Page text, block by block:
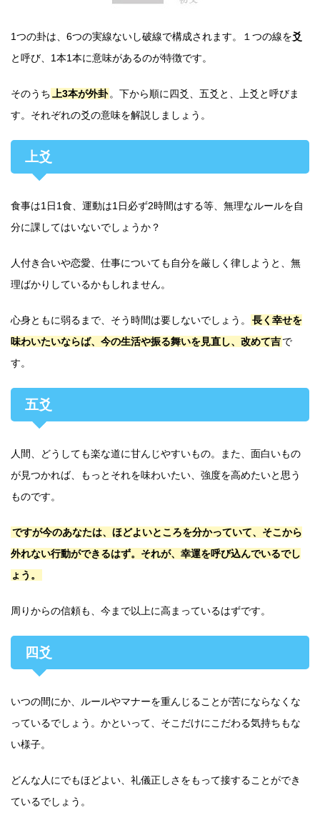
1つの卦は、6つの実線ないし破線で構成されます。１つの線を爻
と呼び、1本1本に意味があるのが特徴です。
そのうち 上3本が外卦 。下から順に四爻、五爻と、上爻と呼びま
す。それぞれの爻の意味を解説しましょう。
上爻
食事は1日1食、運動は1日必ず2時間はする等、無理なルールを自
分に課してはいないでしょうか？
人付き合いや恋愛、仕事についても自分を厳しく律しようと、無
理ばかりしているかもしれません。
心身ともに弱るまで、そう時間は要しないでしょう。
長く幸せを
味わいたいならば、今の生活や振る舞いを見直し、改めて吉で
す。
五爻
人間、どうしても楽な道に甘んじやすいもの。また、面白いもの
が見つかれば、もっとそれを味わいたい、強度を高めたいと思う
ものです。
ですが今のあなたは、ほどよいところを分かっていて、そこから
外れない行動ができるはず。それが、幸運を呼び込んでいるでし
ょう。
周りからの信頼も、今まで以上に高まっているはずです。
四爻
いつの間にか、ルールやマナーを重んじることが苦にならなくな
っているでしょう。かといって、そこだけにこだわる気持ちもな
い様子。
どんな人にでもほどよい、礼儀正しさをもって接することができ
ているでしょう。